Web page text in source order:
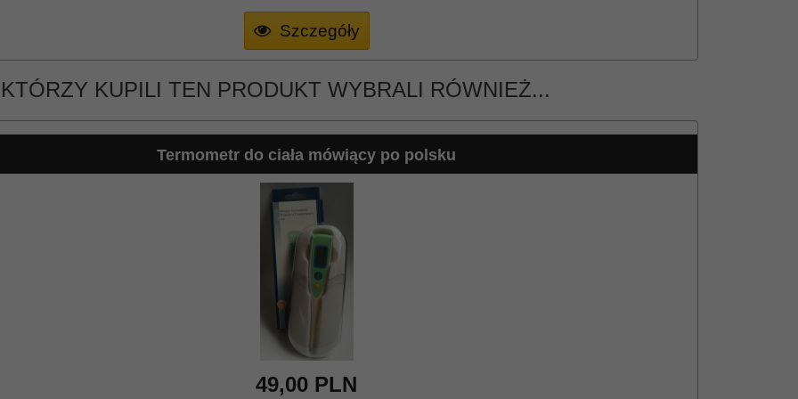
Szczegóły
KUPILI TEN PRODUKT WYBRALI RÓWNIEŻ...
Termometr do ciała mówiący po polsku
49,00 PLN